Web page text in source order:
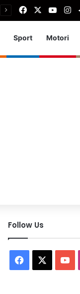
FacebookYou
Sport Motori
Follow Us
Facebook